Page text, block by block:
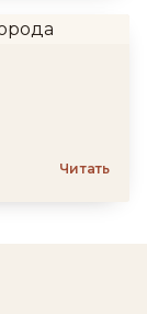
Читать